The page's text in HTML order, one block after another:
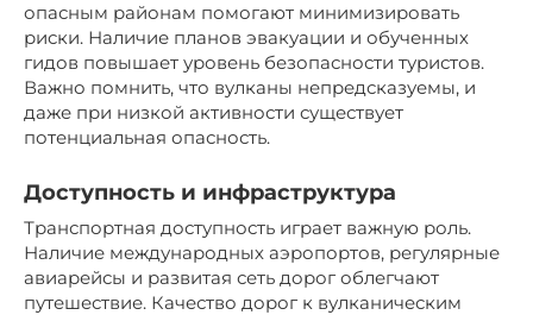
опасным районам помогают минимизировать
риски. Наличие планов эвакуации и обученных
гидов повышает уровень безопасности туристов.
Важно помнить, что вулканы непредсказуемы, и
даже при низкой активности существует
потенциальная опасность.
Доступность и инфраструктура
Транспортная доступность играет важную роль.
Наличие международных аэропортов, регулярные
авиарейсы и развитая сеть дорог облегчают
путешествие. Качество дорог к вулканическим